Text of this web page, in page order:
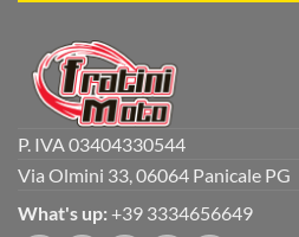
P. IVA 03404330544
Via Olmini 33, 06064 Panicale PG
What's up: +39 3334656649